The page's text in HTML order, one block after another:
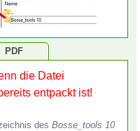
Bosse_tools 10
PDF
die Datei
entpackt ist!
des Bosse_tools 10
Film.
Film.
Dateienals PDF-